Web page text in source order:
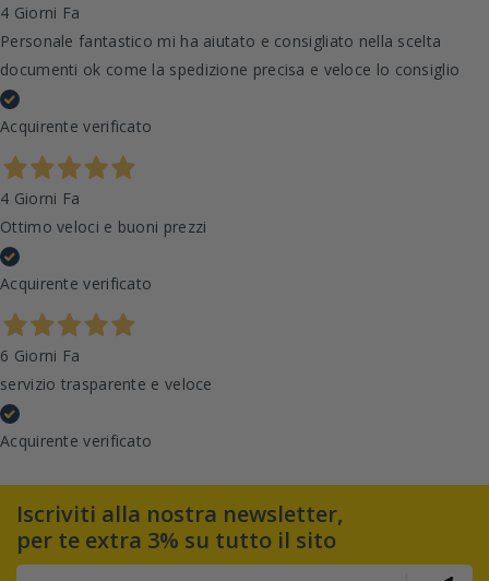
4 Giorni Fa
Personale fantastico mi ha aiutato e consigliato nella scelta
documenti ok come la spedizione precisa e veloce lo consiglio
Acquirente verificato
4 Giorni Fa
Ottimo veloci e buoni prezzi
Acquirente verificato
6 Giorni Fa
servizio trasparente e veloce
Acquirente verificato
Iscriviti alla nostra newsletter,
per te extra 3% su tutto il sito